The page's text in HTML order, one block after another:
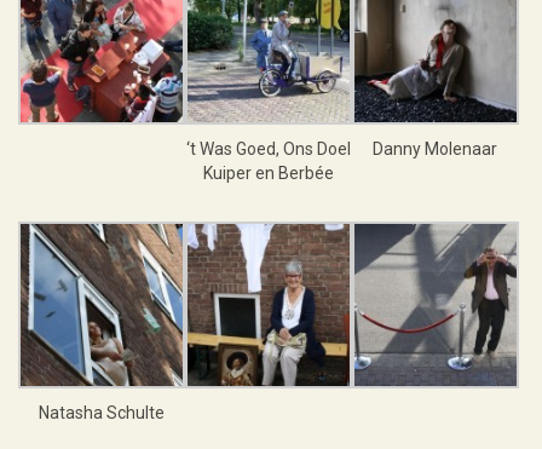
‘t Was Goed, Ons Doel
Kuiper en Berbée
Danny Molenaar
Natasha Schulte